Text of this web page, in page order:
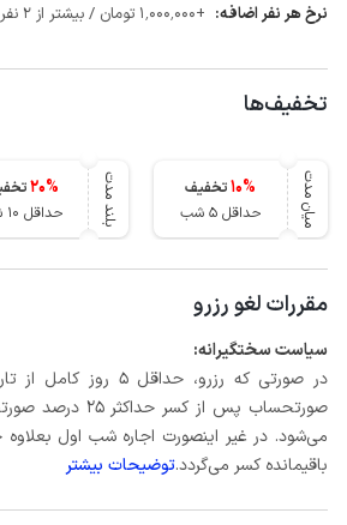
نرخ هر نفر اضافه: +1٬000٬000 تومان / بیشتر از 2 نفر
تخفیف‌ها
میان مدت 10%
تخفیف
حداقل 5 شب
بلند مدت 20%
حداقل 10 شب
مقررات لغو رزرو
سیاست سختگیرانه:
در صورتی که رزرو،
صورتحساب پس از
باقیمانده کسر می‌گردد.توضیحات بیشتر